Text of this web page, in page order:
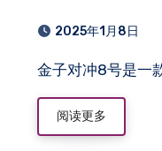
2025年1月8日
金子对冲8号是
阅读更多